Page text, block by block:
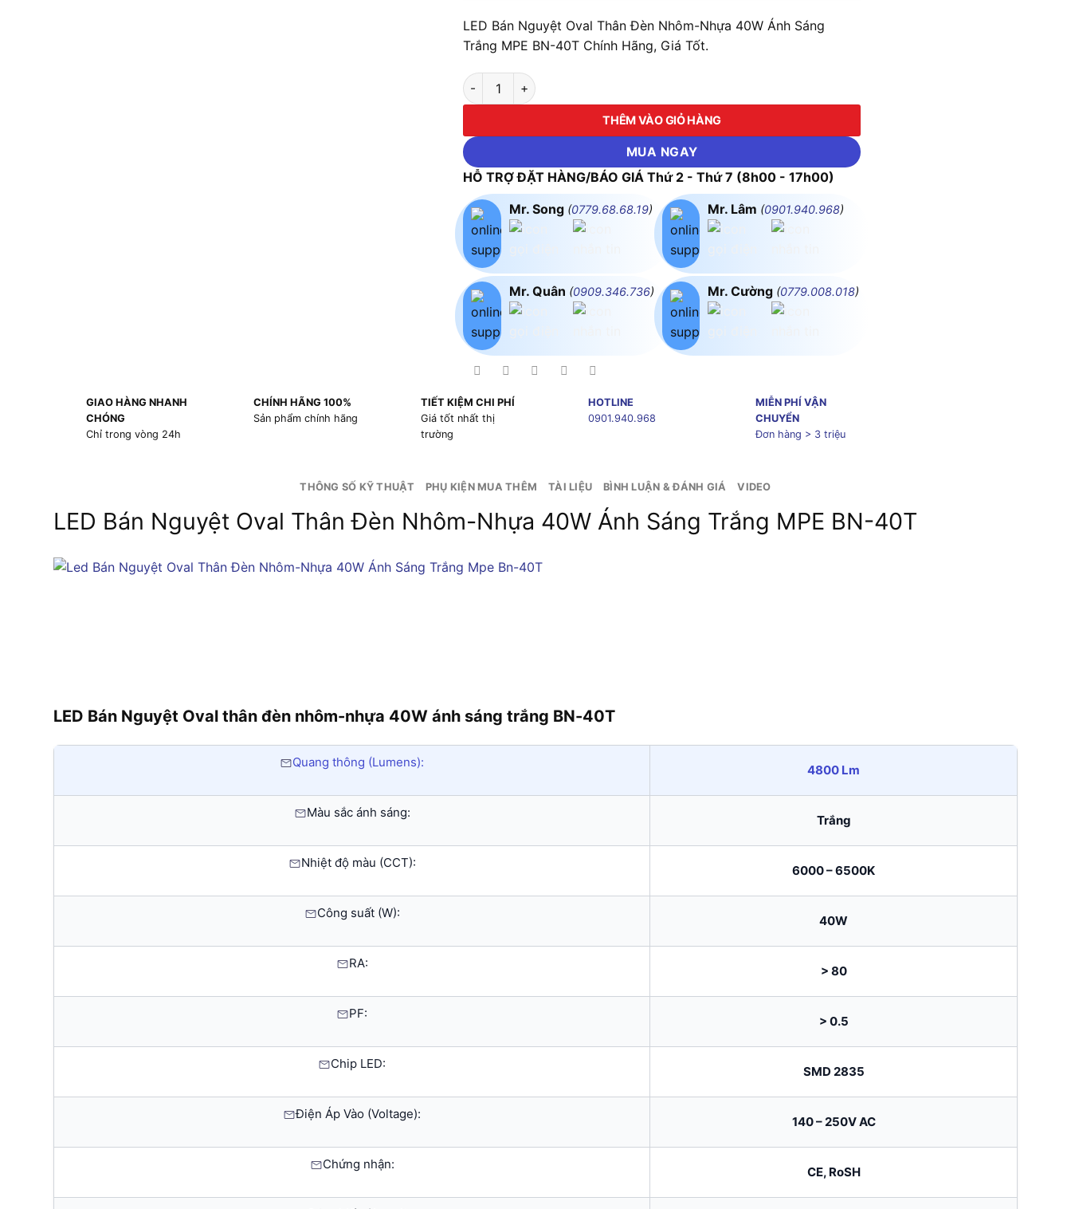
LED Bán Nguyệt Oval Thân Đèn Nhôm-Nhựa 40W Ánh Sáng
Trắng MPE BN-40T Chính Hãng, Giá Tốt.
LED Bán Nguyệt Oval Thân Đèn Nhôm-Nhựa 40W Ánh Sáng Trắng MPE BN-40T số lượng
THÊM VÀO GIỎ HÀNG
MUA NGAY
HỖ TRỢ ĐẶT HÀNG/BÁO GIÁ Thứ 2 - Thứ 7 (8h00 - 17h00)
Mr. Song (0779.68.68.19)
Mr. Quân (0909.346.736)
Mr. Lâm (0901.940.968)
Mr. Cường (0779.008.018)
GIAO HÀNG NHANH
CHÓNG
Chỉ trong vòng 24h
CHÍNH HÃNG 100%
Sản phẩm chính hãng
TIẾT KIỆM CHI PHÍ
Giá tốt nhất thị
trường
HOTLINE
0901.940.968
MIỄN PHÍ VẬN
CHUYỂN
Đơn hàng > 3 triệu
THÔNG SỐ KỸ THUẬT PHỤ KIỆN MUA THÊM TÀI LIỆU BÌNH LUẬN & ĐÁNH GIÁ VIDEO
LED Bán Nguyệt Oval Thân Đèn Nhôm-Nhựa 40W Ánh Sáng Trắng MPE BN-40T
LED Bán Nguyệt Oval thân đèn nhôm-nhựa 40W ánh sáng trắng BN-40T
Quang thông (Lumens):
4800 Lm
Màu sắc ánh sáng:
Trắng
Nhiệt độ màu (CCT):
6000 – 6500K
Công suất (W):
40W
RA:
> 80
PF:
> 0.5
Chip LED:
SMD 2835
Điện Áp Vào (Voltage):
140 – 250V AC
Chứng nhận:
CE, RoSH